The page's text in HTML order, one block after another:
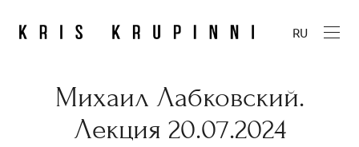
RU
Михаил Лабковский.
Лекция 20.07.2024